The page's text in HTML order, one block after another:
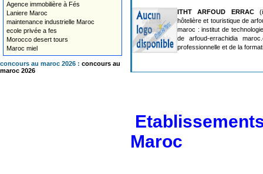
Agence immobilière à Fés
Laniere Maroc
maintenance industrielle Maroc
ecole privée a fes
Morocco desert tours
Maroc miel
concours au maroc 2026 : concours au
maroc 2026
ITHT ARFOUD ERRAC
hôtelière et touristique de
maroc : institut de
de arfoud-errachidia
professionnelle et de la
Maroc